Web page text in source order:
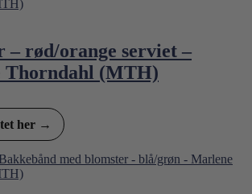
– rød/orange serviet –
Thorndahl (MTH)
her →